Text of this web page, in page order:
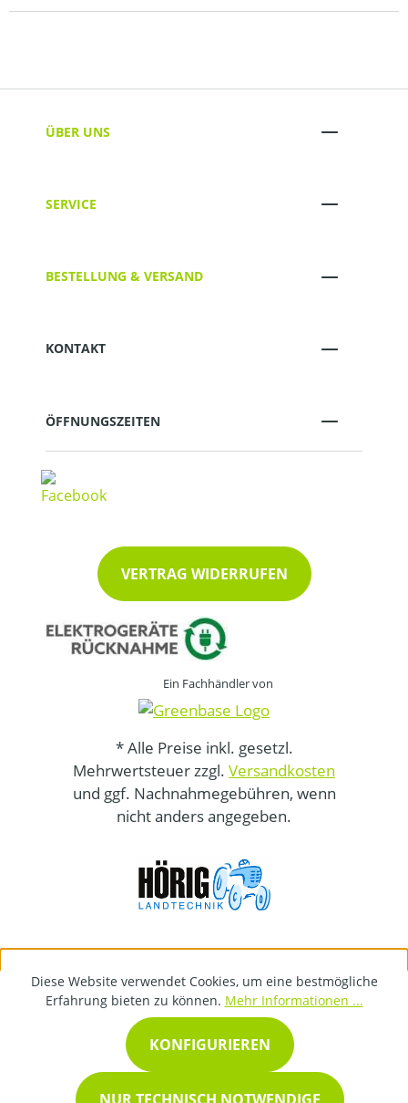
ÜBER UNS
SERVICE
BESTELLUNG & VERSAND
KONTAKT
ÖFFNUNGSZEITEN
VERTRAG WIDERRUFEN
Ein Fachhändler von
* Alle Preise inkl. gesetzl.
Mehrwertsteuer zzgl. Versandkosten
und ggf. Nachnahmegebühren, wenn
nicht anders angegeben.
Diese Website verwendet Cookies, um eine bestmögliche
Erfahrung bieten zu können. Mehr Informationen ...
KONFIGURIEREN